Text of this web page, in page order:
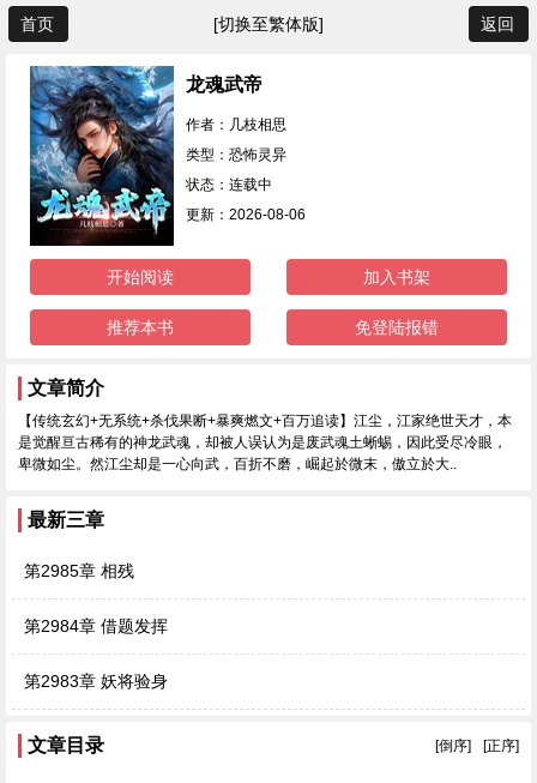
首页 [切换至繁体版] 返回
龙魂武帝
作者：几枝相思
类型：恐怖灵异
状态：连载中
更新：2026-08-06
开始阅读 加入书架
推荐本书 免登陆报错
文章简介
【传统玄幻+无系统+杀伐果断+暴爽燃文+百万追读】江尘，江家绝世天才，本
是觉醒亘古稀有的神龙武魂，却被人误认为是废武魂土蜥蜴，因此受尽冷眼，
卑微如尘。然江尘却是一心向武，百折不磨，崛起於微末，傲立於大..
最新三章
第2985章 相残
第2984章 借题发挥
第2983章 妖将验身
文章目录 [正序]
[倒序]